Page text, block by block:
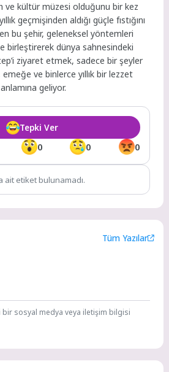
ve kültür müzesi olduğunu bir kez
geçmişinden aldığı güçle fıstığını
bu şehir, geleneksel yöntemleri
birleştirerek dünya sahnesindeki
ziyaret etmek, sadece bir şeyler
ve binlerce yıllık bir lezzet
geliyor.
0 0 0
Tepki Ver
ait etiket bulunamadı.
Tüm Yazılar
bir sosyal medya veya iletişim bilgisi